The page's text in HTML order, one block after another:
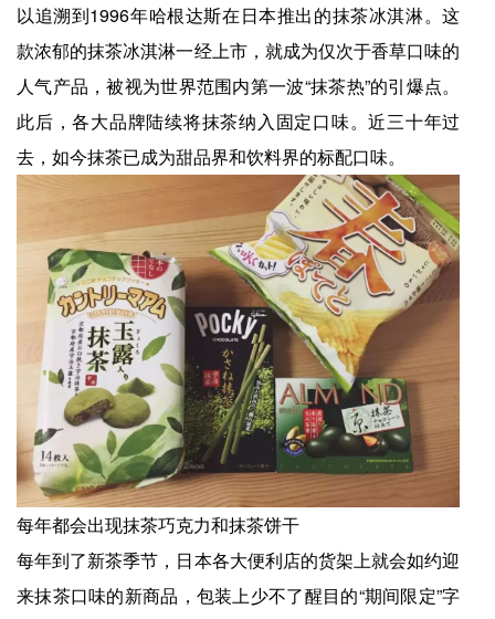
以追溯到1996年哈根达斯在日本推出的抹茶冰淇淋。这
款浓郁的抹茶冰淇淋一经上市，就成为仅次于香草口味的
人气产品，被视为世界范围内第一波“抹茶热”的引爆点。
此后，各大品牌陆续将抹茶纳入固定口味。近三十年过
去，如今抹茶已成为甜品界和饮料界的标配口味。
每年都会出现抹茶巧克力和抹茶饼干
每年到了新茶季节，日本各大便利店的货架上就会如约迎
来抹茶口味的新商品，包装上少不了醒目的“期间限定”字